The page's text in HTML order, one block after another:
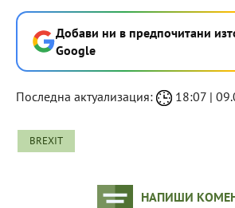
Добави ни в предпочитани
Google
Последна актуализация: 18:07 |
BREXIT
НАПИШИ